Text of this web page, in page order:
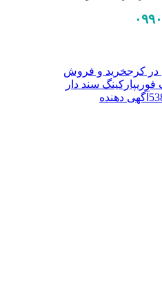
خرید و فروش
پارکینگ سند دار
دهنده